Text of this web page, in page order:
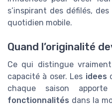
s’inspirant des défilés,
quotidien mobile.
Quand l’originalité
Ce qui distingue
capacité à oser. Les idees
chaque saison
fonctionnalités dans la